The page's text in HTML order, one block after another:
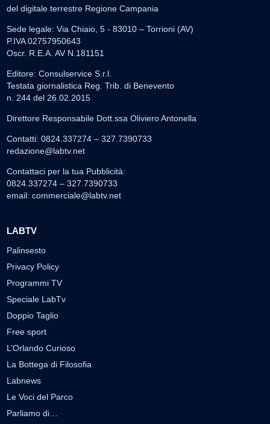
del digitale terrestre Regione Campania
Sede legale: Via Chiaio, 5 - 83010 – Torrioni (AV)
P.IVA 02757950643
Oscr. R.E.A. AV N.181151
Editore: Consulservice S.r.l.
Testata giornalistica Reg. Trib. di Benevento
n. 244 del 26.02.2015
Direttore Responsabile Dott.ssa Oliviero Antonella
Contatti: 0824.337274 – 327.7390733
redazione@labtv.net
Contattaci per la tua Pubblicità:
0824.337274 – 327.7390733
email: commerciale@labtv.net
LABTV
Palinsesto
Privacy Policy
Programmi TV
Speciale LabTv
Doppio Taglio
Free sport
L’Orlando Curioso
La Bottega di Filosofia
Labnews
Le Voci del Parco
Parliamo di…